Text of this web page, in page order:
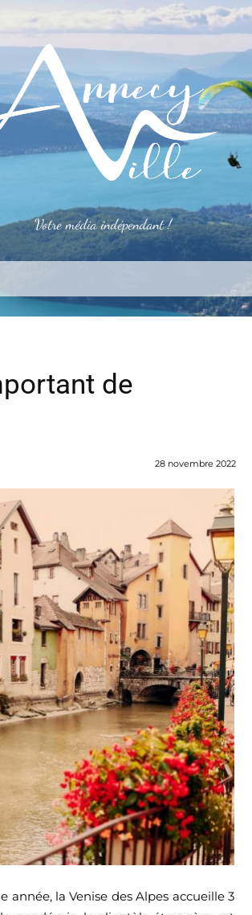
Votre média indépendant !
de
28 novembre 2022
année, la Venise des Alpes accueille 3